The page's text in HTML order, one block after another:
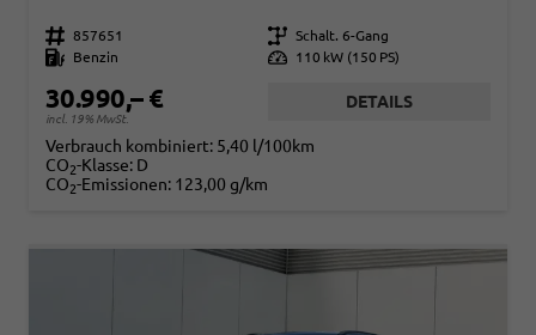
Fahrzeugnr. 857651 Getriebe Schalt. 6-Gang
Kraftstoff
Benzin Leistung 110 kW (150 PS)
30.990,– €
incl. 19% MwSt.
DETAILS
Verbrauch kombiniert: 5,40 l/100km
CO2-Klasse: D
CO2-Emissionen: 123,00 g/km